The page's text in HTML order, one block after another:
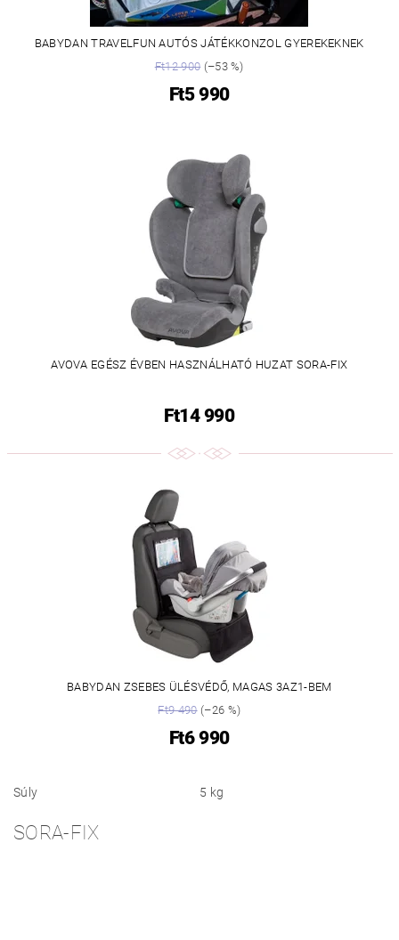
BABYDAN TRAVELFUN AUTÓS JÁTÉKKONZOL GYEREKEKNEK
Ft12 900(–53 %)
Ft5 990
AVOVA EGÉSZ ÉVBEN HASZNÁLHATÓ HUZAT SORA-FIX
Ft14 990
BABYDAN ZSEBES ÜLÉSVÉDŐ, MAGAS 3AZ1-BEM
Ft9 490(–26 %)
Ft6 990
Súly 5 kg
SORA-FIX